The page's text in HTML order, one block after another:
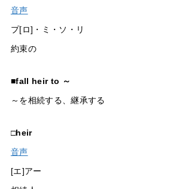
音声
プ[ロ]・ミ・ソ・リ
約束の
■fall heir to ～
～を相続する、継承する
□heir
音声
[エ]アー